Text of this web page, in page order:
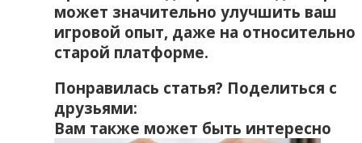
может значительно улучшить ваш
игровой опыт‚ даже на относительно
старой платформе.
Понравилась статья? Поделиться с
друзьями:
Вам также может быть интересно